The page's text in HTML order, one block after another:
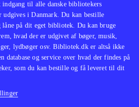
til alle danske bibliotekers
udgives i Danmark. Du kan bestille
låne på dit eget bibliotek. Du kan bruge
hvad der er udgivet af bøger, musik,
lydbøger osv. Bibliotek.dk er altså ikke
database og service over hvad der findes på
som du kan bestille og få leveret til dit